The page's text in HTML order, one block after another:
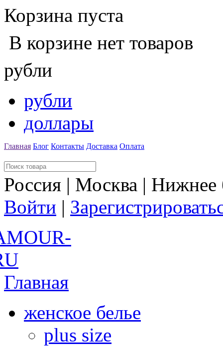
Корзина пуста
В корзине нет товаров
рубли
рубли
доллары
Главная Блог Контакты Доставка Оплата
Россия | Москва |
Войти |
Главная
женское белье
plus size